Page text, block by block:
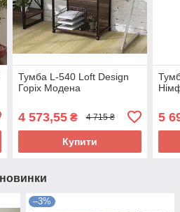
Тумба L-540 Loft Design
Горіх Модена
4 573,55₴ 4 715 ₴
Купити
5
новинки
–3%